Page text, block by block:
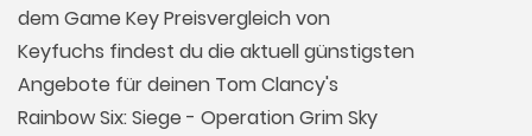
dem Game Key Preisvergleich von
Keyfuchs findest du die aktuell günstigsten
Angebote für deinen Tom Clancy's
Rainbow Six: Siege - Operation Grim Sky